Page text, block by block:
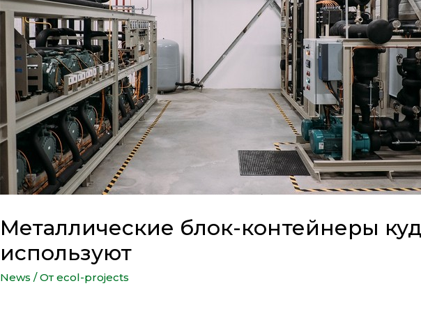
Металлические блок-контейнеры
используют
News / От ecol-projects